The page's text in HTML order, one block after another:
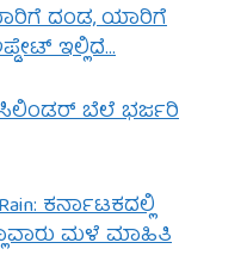
ದಂಡ, ಯಾರಿಗೆ
ಇಲ್ಲಿದೆ…
ಸಿಲಿಂಡರ್ ಬೆಲೆ ಭರ್ಜರಿ
ಕರ್ನಾಟಕದಲ್ಲಿ
ಮಳೆ ಮಾಹಿತಿ